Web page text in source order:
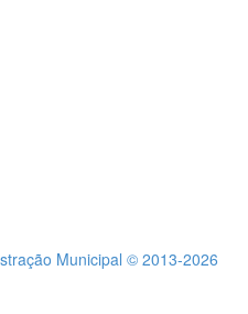
Municipal © 2013-2026